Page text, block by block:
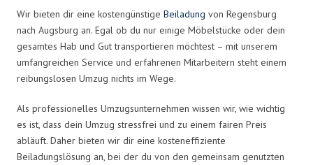
Wir bieten dir eine kostengünstige Beiladung von Regensburg
nach Augsburg an. Egal ob du nur einige Möbelstücke oder dein
gesamtes Hab und Gut transportieren möchtest – mit unserem
umfangreichen Service und erfahrenen Mitarbeitern steht einem
reibungslosen Umzug nichts im Wege.
Als professionelles Umzugsunternehmen wissen wir, wie wichtig
es ist, dass dein Umzug stressfrei und zu einem fairen Preis
abläuft. Daher bieten wir dir eine kosteneffiziente
Beiladungslösung an, bei der du von den gemeinsam genutzten